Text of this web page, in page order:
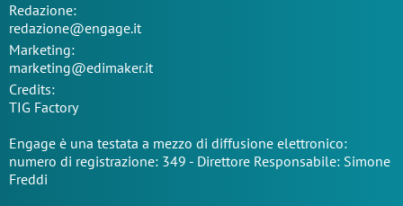
Redazione:
redazione@engage.it
Marketing:
marketing@edimaker.it
Credits:
TIG Factory
Engage è una testata a mezzo di diffusione elettronico:
numero di registrazione: 349 - Direttore Responsabile: Simone
Freddi